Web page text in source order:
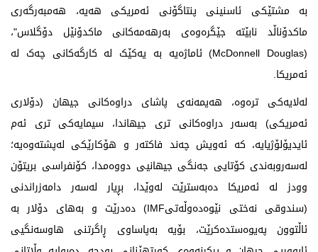
بە مشتێکی ئاسنینی پنتاگۆنی ئەمریکی هەیە، هەمبەرگەری
ماکدۆناڵد نابێتە جێگرەوەی بەرهەمەکانی ماکدۆنێل دۆگلاس"،
(McDonnell Douglas) ئاماژەیە بە یەکێک لە کارگەکانی چەک لە
ئەمریکا.
لەلایەکی ترەوە، هەیمەنەی پاشای دراوەکانی جیهان (دۆلاری
ئەمریکی) بەسەر دراوەکانی تری جیهاندا، سیمایەکی تری ئەم
ئایدیۆلۆژیایە، کە ئەویش چەند فاکتەر و هۆکارێکی لەپشتەوەیە؛
لەسەروبەندی کۆتایی جەنگی جیهانیی دووەمدا، کۆنفراسی بریتۆن
وودز لە ئەمریکا دەبەسترێت لەوێدا، بڕیار لەسەر دامەزراندنی
(سندوقی نەختی نێوەدەوڵەتیIMF) دەدرێت و بەهای دۆلار بە
ئاڵتوون پەیوەستدەکرێت، بۆیە بەپاساوی ڕاگرتنی هاوسەنگیی